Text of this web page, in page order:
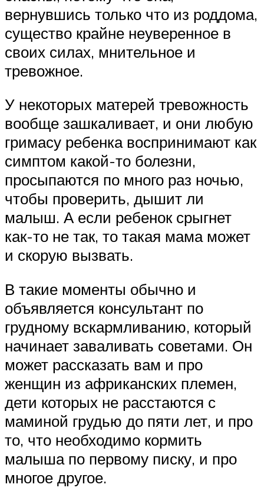
вернувшись только что из роддома,
существо крайне неуверенное в
своих силах, мнительное и
тревожное.
У некоторых матерей тревожность
вообще зашкаливает, и они любую
гримасу ребенка воспринимают как
симптом какой-то болезни,
просыпаются по много раз ночью,
чтобы проверить, дышит ли
малыш. А если ребенок срыгнет
как-то не так, то такая мама может
и скорую вызвать.
В такие моменты обычно и
объявляется консультант по
грудному вскармливанию, который
начинает заваливать советами. Он
может рассказать вам и про
женщин из африканских племен,
дети которых не расстаются с
маминой грудью до пяти лет, и про
то, что необходимо кормить
малыша по первому писку, и про
многое другое.